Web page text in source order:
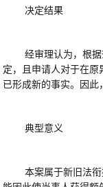
决定结果
经审理认为，根
定，且申请人对于在
已形成新的事实。因
典型意义
本案属于新旧法